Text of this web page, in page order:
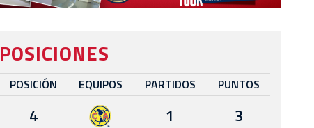
POSICIONES
POSICIÓN EQUIPOS PARTIDOS PUNTOS
4 1
3